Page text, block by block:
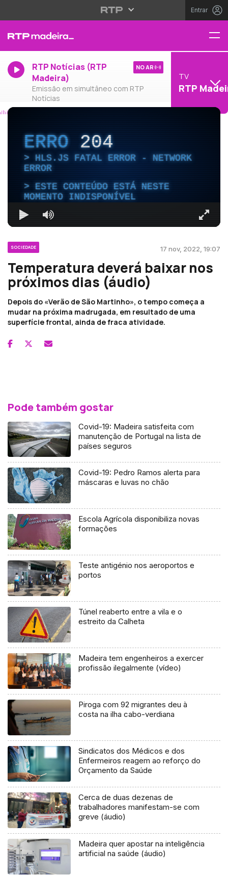
Entrar
RTP Notícias (RTP
Madeira)
Emissão em simultâneo com RTP
Notícias
NO AR
TV
RTP
ERRO204
HLS.JS FATAL ERROR - NETWORK
ERROR
ESTE CONTEÚDO ESTÁ NESTE
MOMENTO INDISPONÍVEL
SOCIEDADE 17 nov, 2022, 19:07
Temperatura deverá baixar nos
próximos dias (áudio)
Depois do «Verão de São Martinho», o tempo começa a
mudar na próxima madrugada, em resultado de uma
superfície frontal, ainda de fraca atividade.
Pode também gostar
Covid-19: Madeira satisfeita com
manutenção de Portugal na lista de
países seguros
Covid-19: Pedro Ramos alerta para
máscaras e luvas no chão
Escola Agrícola disponibiliza novas
formações
Teste antigénio nos aeroportos e
portos
Túnel reaberto entre a vila e o
estreito da Calheta
Madeira tem engenheiros a exercer
profissão ilegalmente (vídeo)
Piroga com 92 migrantes deu à
costa na ilha cabo-verdiana
Sindicatos dos Médicos e dos
Enfermeiros reagem ao reforço do
Orçamento da Saúde
Cerca de duas dezenas de
trabalhadores manifestam-se com
greve (áudio)
Madeira quer apostar na inteligência
artificial na saúde (áudio)